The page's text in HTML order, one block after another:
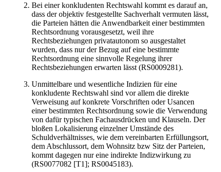
Bei einer konkludenten Rechtswahl kommt es darauf an,
dass der objektiv festgestellte Sachverhalt vermuten lässt,
die Parteien hätten die Anwendbarkeit einer bestimmten
Rechtsordnung vorausgesetzt, weil ihre
Rechtsbeziehungen privatautonom so ausgestaltet
wurden, dass nur der Bezug auf eine bestimmte
Rechtsordnung eine sinnvolle Regelung ihrer
Rechtsbeziehungen erwarten lässt (RS0009281).
Unmittelbare und wesentliche Indizien für eine
konkludente Rechtswahl sind vor allem die direkte
Verweisung auf konkrete Vorschriften oder Usancen
einer bestimmten Rechtsordnung sowie die Verwendung
von dafür typischen Fachausdrücken und Klauseln. Der
bloßen Lokalisierung einzelner Umstände des
Schuldverhältnisses, wie dem vereinbarten Erfüllungsort,
dem Abschlussort, dem Wohnsitz bzw Sitz der Parteien,
kommt dagegen nur eine indirekte Indizwirkung zu
(RS0077082 [T1]; RS0045183).